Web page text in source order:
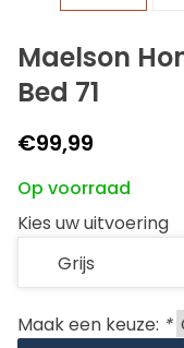
Maelson
Bed 71
€99,99
Op voorraad
Kies uw uitvoering
Maak een keuze: *